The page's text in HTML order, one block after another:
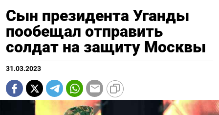
Сын президента Уганды
пообещал отправить
солдат на защиту Москвы
31.03.2023